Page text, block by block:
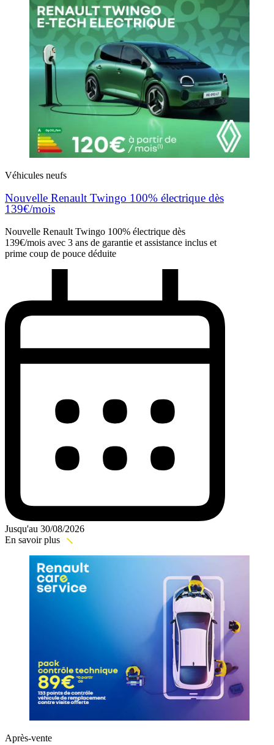
Véhicules neufs
Nouvelle Renault Twingo 100% électrique dès
139€/mois
Nouvelle Renault Twingo 100% électrique dès
139€/mois avec 3 ans de garantie et assistance inclus et
prime coup de pouce déduite
Jusqu'au 30/08/2026
En savoir plus
Après-vente